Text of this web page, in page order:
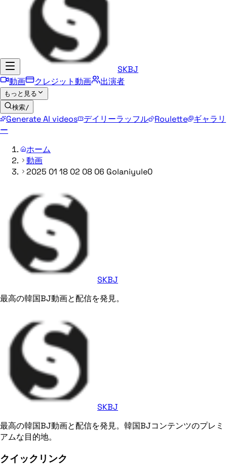
SKBJ
動画
クレジット動画 出演者
もっと見る
検索/
Generate AI videos デイリーラッフル Roulette
ギャラリ
ー
ホーム
動画
2025 01 18 02 08 06 Golaniyule0
SKBJ
最高の韓国BJ動画と配信を発見。
SKBJ
最高の韓国BJ動画と配信を発見。韓国BJコンテンツのプレミ
アムな目的地。
クイックリンク